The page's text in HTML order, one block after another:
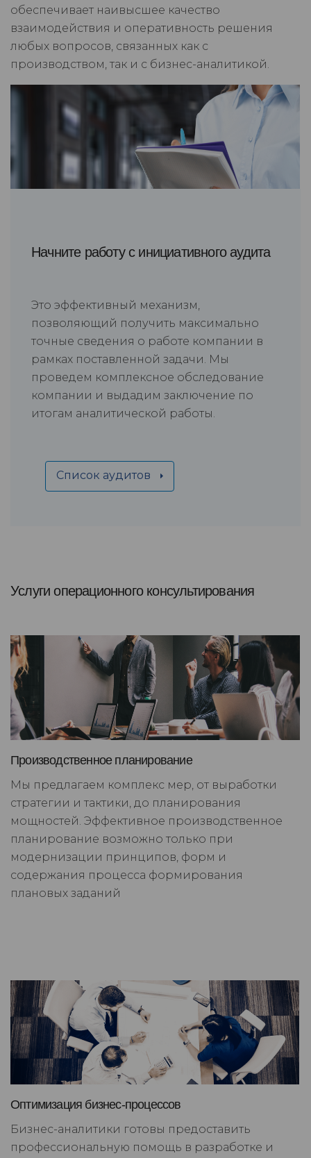
обеспечивает наивысшее качество
взаимодействия и оперативность решения
любых вопросов, связанных как с
производством, так и с бизнес-аналитикой.
Начните работу с инициативного аудита
Это эффективный механизм,
позволяющий получить максимально
точные сведения о работе компании в
рамках поставленной задачи. Мы
проведем комплексное обследование
компании и выдадим заключение по
итогам аналитической работы.
Список аудитов
Услуги операционного консультирования
Производственное планирование
Мы предлагаем комплекс мер, от выработки
стратегии и тактики, до планирования
мощностей. Эффективное производственное
планирование возможно только при
модернизации принципов, форм и
содержания процесса формирования
плановых заданий
Оптимизация бизнес-процессов
Бизнес-аналитики готовы предоставить
профессиональную помощь в разработке и